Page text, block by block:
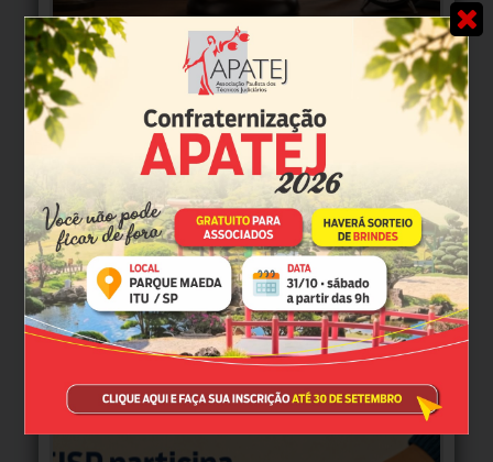
TJSP divulga cronograma para recontagem da licença-prêmio;
APATEJ acompanhou tratativas ju
APATEJ solicita ao TJSP ampliação de vagas no processo de
remoção 2026 para servidores d